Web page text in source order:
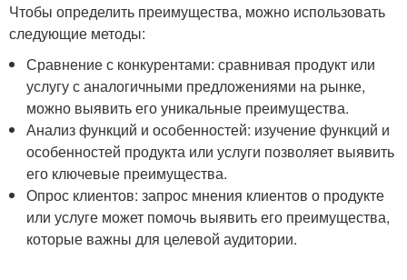
Чтобы определить преимущества, можно использовать
следующие методы:
Сравнение с конкурентами: сравнивая продукт или
услугу с аналогичными предложениями на рынке,
можно выявить его уникальные преимущества.
Анализ функций и особенностей: изучение функций и
особенностей продукта или услуги позволяет выявить
его ключевые преимущества.
Опрос клиентов: запрос мнения клиентов о продукте
или услуге может помочь выявить его преимущества,
которые важны для целевой аудитории.